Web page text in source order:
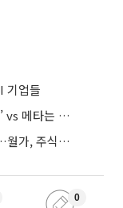
기업들
AI 투자에서 수익 경쟁으로⋯MS는 ‘증명’ vs 메타는 ‘숙제’
연준 금리 동결에 인플레 늦장 대응 우려…월가, 주식도 채권도 던졌다
0